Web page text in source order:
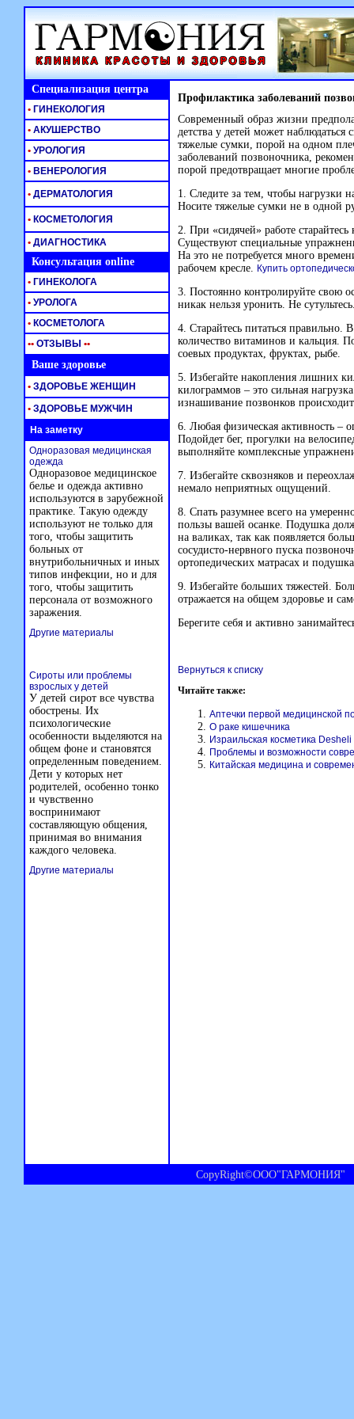
Специализация центра Профилактика заболеваний
Современный образ жизни
детства у детей может
тяжелые сумки, порой на одном
заболеваний позвоночника,
порой предотвращает многие
1. Следите за тем, чтобы нагрузки
Носите тяжелые сумки не в одной
2. При «сидячей» работе
Существуют специальные
На это не потребуется много
рабочем кресле. Купить
3. Постоянно контролируйте свою
никак нельзя уронить. Не
4. Старайтесь питаться правильно.
количество витаминов и кальция.
соевых продуктах, фруктах, рыбе.
5. Избегайте накопления лишних
килограммов – это сильная
изнашивание позвонков
6. Любая физическая активность –
Подойдет бег, прогулки на
выполняйте комплексные
7. Избегайте сквозняков и
немало неприятных ощущений.
8. Спать разумнее всего на
пользы вашей осанке. Подушка
на валиках, так как появляется
сосудисто-нервного пуска
ортопедических матрасах и
9. Избегайте больших тяжестей.
отражается на общем здоровье и
Берегите себя и активно
Вернуться к списку
Читайте также:
Аптечки первой медицинской
О раке кишечника
Израильская косметика Desheli
Проблемы и возможности
Китайская медицина и
• ГИНЕКОЛОГИЯ
• АКУШЕРСТВО
• УРОЛОГИЯ
• ВЕНЕРОЛОГИЯ
• ДЕРМАТОЛОГИЯ
• КОСМЕТОЛОГИЯ
• ДИАГНОСТИКА
Консультация online
• ГИНЕКОЛОГА
• УРОЛОГА
• КОСМЕТОЛОГА
•• ОТЗЫВЫ ••
Ваше здоровье
• ЗДОРОВЬЕ ЖЕНЩИН
• ЗДОРОВЬЕ МУЖЧИН
На заметку
Одноразовая медицинская
одежда
Одноразовое медицинское
белье и одежда активно
используются в зарубежной
практике. Такую одежду
используют не только для
того, чтобы защитить
больных от
внутрибольничных и иных
типов инфекции, но и для
того, чтобы защитить
персонала от возможного
заражения.
Другие материалы
Сироты или проблемы
взрослых у детей
У детей сирот все чувства
обострены. Их
психологические
особенности выделяются на
общем фоне и становятся
определенным поведением.
Дети у которых нет
родителей, особенно тонко
и чувственно
воспринимают
составляющую общения,
принимая во внимания
каждого человека.
Другие материалы